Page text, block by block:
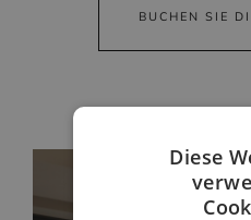
BUCHEN SIE
Diese